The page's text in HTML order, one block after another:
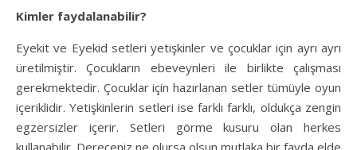
Kimler faydalanabilir?
Eyekit ve Eyekid setleri yetişkinler ve çocuklar için ayrı ayrı
üretilmiştir. Çocukların ebeveynleri ile birlikte çalışması
gerekmektedir. Çocuklar için hazırlanan setler tümüyle oyun
içeriklidir. Yetişkinlerin setleri ise farklı farklı, oldukça zengin
egzersizler içerir. Setleri görme kusuru olan herkes
kullanabilir. Dereceniz ne olursa olsun mutlaka bir fayda elde